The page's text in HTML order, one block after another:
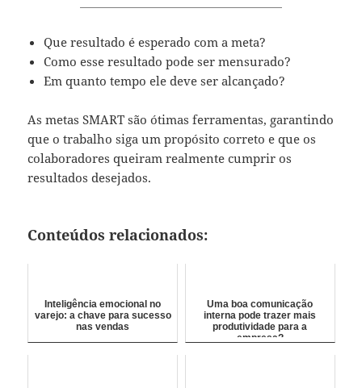
Que resultado é esperado com a meta?
Como esse resultado pode ser mensurado?
Em quanto tempo ele deve ser alcançado?
As metas SMART são ótimas ferramentas, garantindo
que o trabalho siga um propósito correto e que os
colaboradores queiram realmente cumprir os
resultados desejados.
Conteúdos relacionados:
Inteligência emocional no
varejo: a chave para sucesso
nas vendas
Uma boa comunicação
interna pode trazer mais
produtividade para a
empresa?